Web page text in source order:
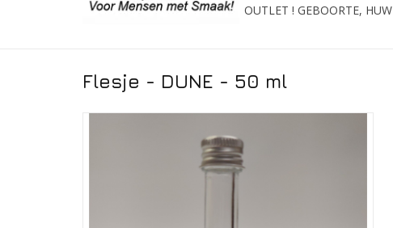
OUTLET ! GEBOORTE,
Flesje - DUNE - 50 ml